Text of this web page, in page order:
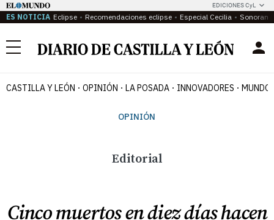
EDICIONES CyL
ES NOTICIA Eclipse Recomendaciones eclipse Especial Cecilia
Menú
CASTILLA Y LEÓN OPINIÓN LA POSADA INNOVADORES MUNDO
OPINIÓN
Editorial
Cinco muertos en diez días hacen